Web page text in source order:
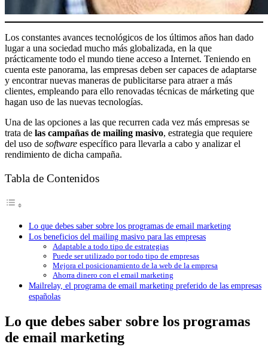
Los constantes avances tecnológicos de los últimos años han dado
lugar a una sociedad mucho más globalizada, en la que
prácticamente todo el mundo tiene acceso a Internet. Teniendo en
cuenta este panorama, las empresas deben ser capaces de adaptarse
y encontrar nuevas maneras de publicitarse para atraer a más
clientes, empleando para ello renovadas técnicas de márketing que
hagan uso de las nuevas tecnologías.
Una de las opciones a las que recurren cada vez más empresas se
trata de las campañas de mailing masivo, estrategia que requiere
del uso de software específico para llevarla a cabo y analizar el
rendimiento de dicha campaña.
Tabla de Contenidos
Lo que debes saber sobre los programas de email marketing
Los beneficios del mailing masivo para las empresas
Adaptable a todo tipo de estrategias
Puede ser utilizado por todo tipo de empresas
Mejora el posicionamiento de la web de la empresa
Ahorra dinero con el email marketing
Mailrelay, el programa de email marketing preferido de las empresas
españolas
Lo que debes saber sobre los programas
de email marketing